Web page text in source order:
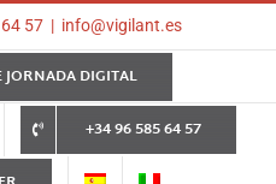
57 | info@vigilant.es
JORNADA DIGITAL
+34 96 585 64 57